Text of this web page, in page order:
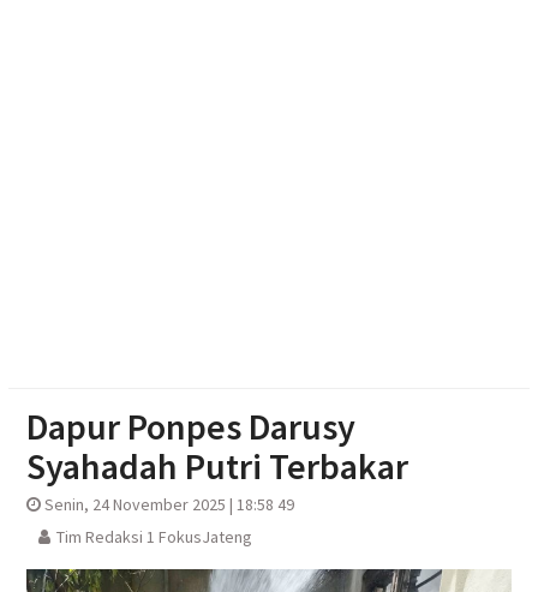
Dapur Ponpes Darusy
Syahadah Putri Terbakar
Senin, 24 November 2025 | 18:58 49
Tim Redaksi 1 FokusJateng